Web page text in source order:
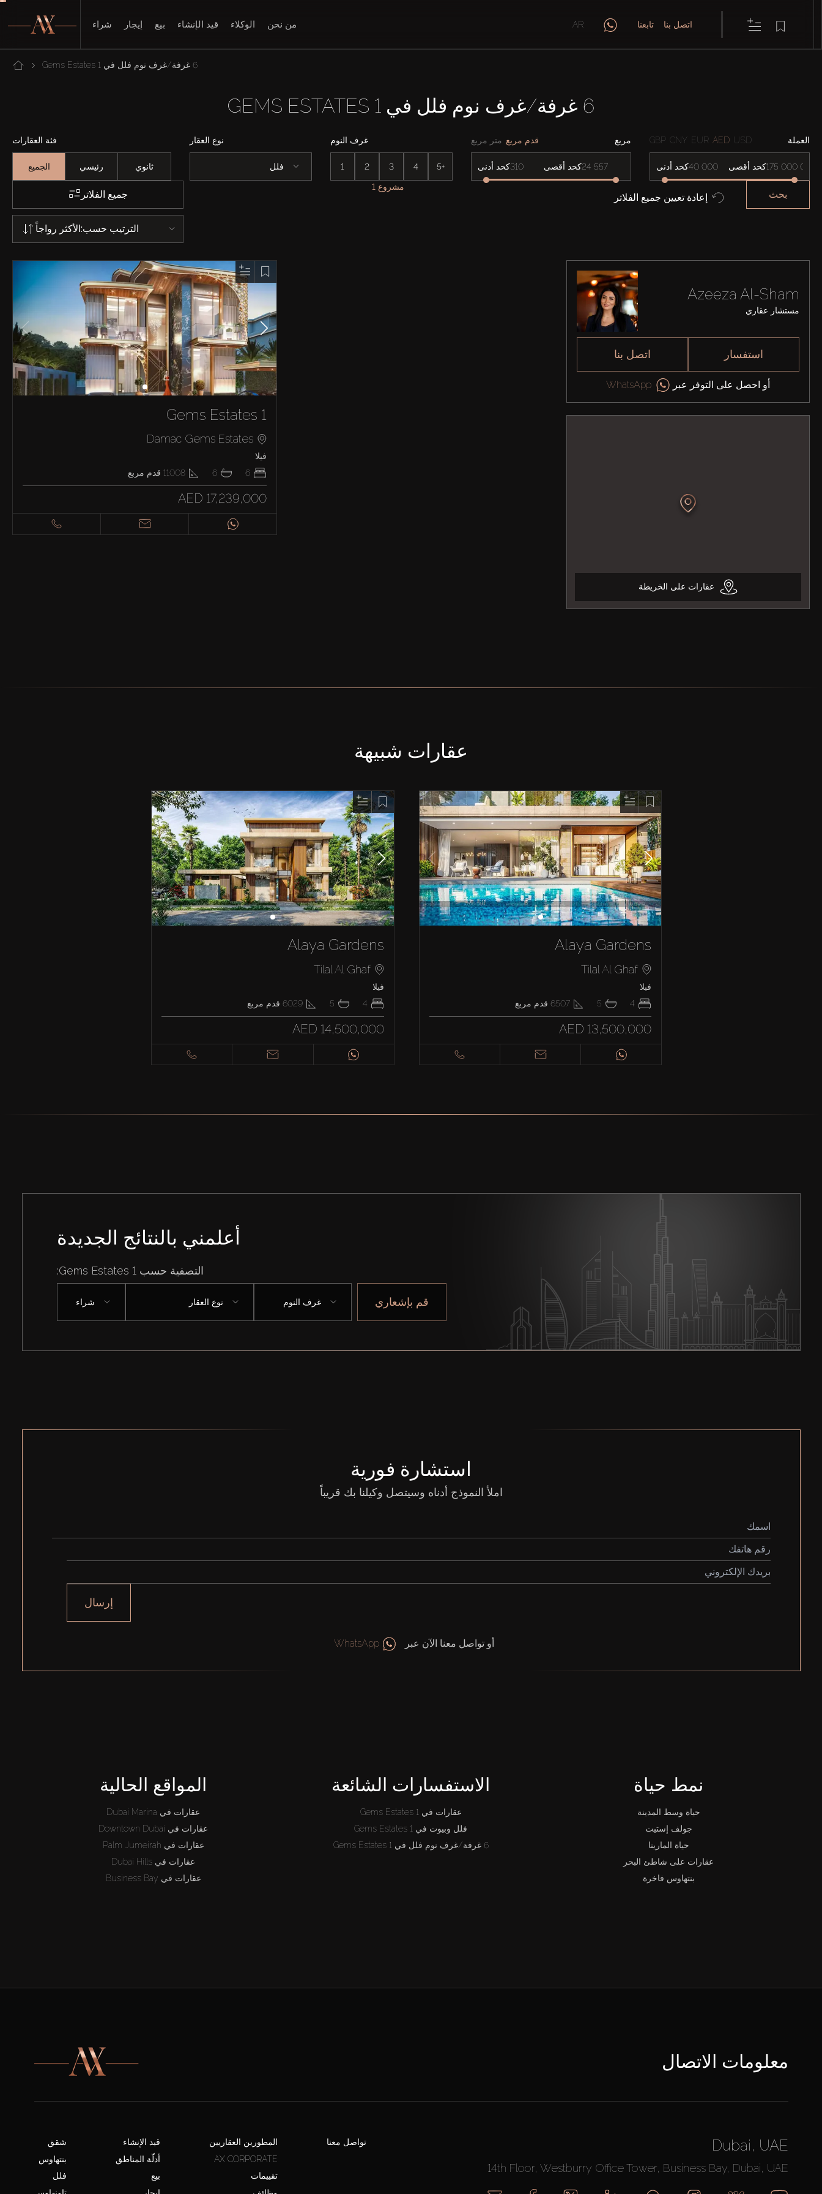
شراء إيجار بيع قيد الإنشاء الوكلاء من نحن AR تابعنا اتصل بنا
6 غرفة/غرف نوم فلل في Gems Estates 1
6 غرفة/غرف نوم فلل في GEMS ESTATES 1
فئة العقارات
الجميع رئيسي ثانوي
نوع العقار
فلل
غرف النوم
1 2 3 4 5+
مربع متر مربع قدم مربع
كحد أدنى كحد أقصى
العملة GBP CNY EUR AED USD
كحد أدنى كحد أقصى
جميع الفلاتر
1 مشروع
إعادة تعيين جميع الفلاتر بحث
الأكثر رواجاًالترتيب حسب:
Gems Estates 1
Damac Gems Estates
فيلا
6
6
11008 قدم مربع
AED 17,239,000
Azeeza Al-Sham
مستشار عقاري
اتصل بنا استفسار
أو احصل على التوفر عبر WhatsApp
عقارات على الخريطة
عقارات شبيهة
Alaya Gardens
Tilal Al Ghaf
فيلا
4
5
6029 قدم مربع
AED 14,500,000
Alaya Gardens
Tilal Al Ghaf
فيلا
4
5
6507 قدم مربع
AED 13,500,000
أعلمني بالنتائج الجديدة
التصفية حسب Gems Estates 1:
شراء نوع العقار غرف النوم قم بإشعاري
استشارة فورية
املأ النموذج أدناه وسيتصل وكيلنا بك قريباً
إرسال
أو تواصل معنا الآن عبر WhatsApp
المواقع الحالية
عقارات في Dubai Marina
عقارات في Downtown Dubai
عقارات في Palm Jumeirah
عقارات في Dubai Hills
عقارات في Business Bay
الاستفسارات الشائعة
عقارات في Gems Estates 1
فلل وبيوت في Gems Estates 1
6 غرفة/غرف نوم فلل في Gems Estates 1
نمط حياة
حياة وسط المدينة
جولف إستيت
حياة المارينا
عقارات على شاطئ البحر
بنتهاوس فاخرة
معلومات الاتصال
شقق
بنتهاوس
فلل
قيد الإنشاء
أدلّة المناطق
بيع
المطورين العقاريين
AX CORPORATE
تقييمات
تواصل معنا Dubai, UAE
14th Floor, Westburry Office Tower, Business Bay, Dubai, UAE